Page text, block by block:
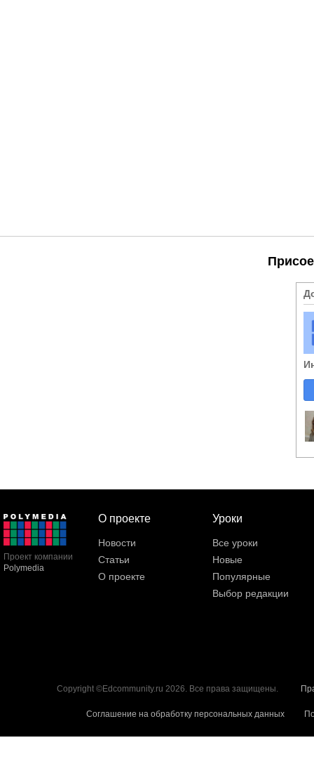
Проект компании
Polymedia
О проекте
Новости
Статьи
О проекте
Уроки
Все уроки
Новые
Популярные
Выбор редакции
Copyright ©Edcommunity.ru 2026. Все права защищены.
Соглашение на обработку персональных данных